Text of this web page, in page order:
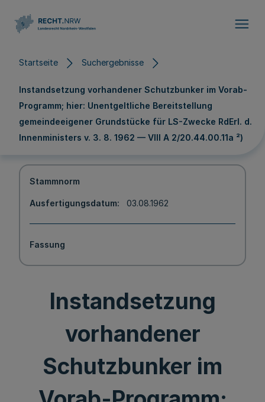
Startseite Suchergebnisse
Instandsetzung vorhandener Schutzbunker im Vorab-
Programm; hier: Unentgeltliche Bereitstellung
gemeindeeigener Grundstücke für LS-Zwecke RdErl. d.
Innenministers v. 3. 8. 1962 — VIII A 2/20.44.00.11a ²)
Stammnorm
Ausfertigungsdatum 03.08.1962
Fassung
Instandsetzung
vorhandener
Schutzbunker im